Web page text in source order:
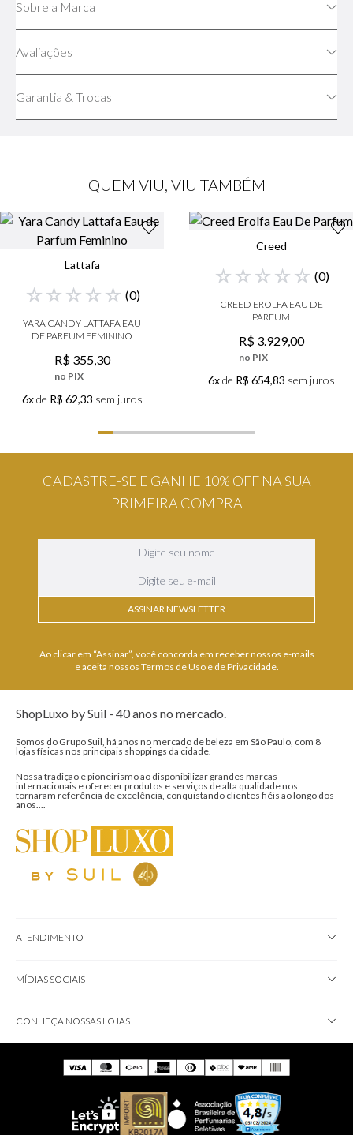
Sobre a Marca
Avaliações
Garantia & Trocas
QUEM VIU, VIU TAMBÉM
Lattafa
☆ ☆ ☆ ☆ ☆ (0)
YARA CANDY LATTAFA EAU
DE PARFUM FEMININO
R$ 355,30
no PIX
6xde R$ 62,33 sem juros
Creed
☆ ☆ ☆ ☆ ☆ (0)
CREED EROLFA EAU DE
PARFUM
R$ 3.929,00
no PIX
6xde R$ 654,83 sem juros
CADASTRE-SE E GANHE 10% OFF NA SUA
PRIMEIRA COMPRA
ASSINAR NEWSLETTER
Ao clicar em “Assinar”, você concorda em receber nossos e-mails
e aceita nossos Termos de Uso e de Privacidade.
ShopLuxo by Suil - 40 anos no mercado.
Somos do Grupo Suil, há anos no mercado de beleza em São Paulo, com 8
lojas físicas nos principais shoppings da cidade.
Nossa tradição e pioneirismo ao disponibilizar grandes marcas
internacionais e oferecer produtos e serviços de alta qualidade nos
tornaram referência de excelência, conquistando clientes fiéis ao longo dos
anos....
ATENDIMENTO
MÍDIAS SOCIAIS
CONHEÇA NOSSAS LOJAS